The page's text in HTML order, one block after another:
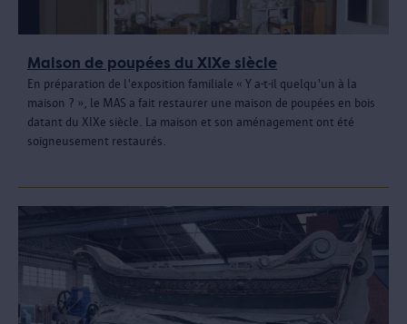
Maison de poupées du XIXe siècle
En préparation de l'exposition familiale « Y a-t-il quelqu'un à la
maison ? », le MAS a fait restaurer une maison de poupées en bois
datant du XIXe siècle. La maison et son aménagement ont été
soigneusement restaurés.